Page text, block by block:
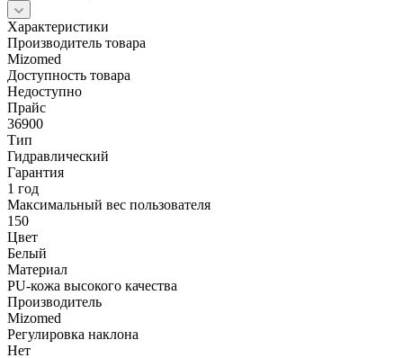
Характеристики
Производитель товара
Mizomed
Доступность товара
Недоступно
Прайс
36900
Тип
Гидравлический
Гарантия
1 год
Максимальный вес пользователя
150
Цвет
Белый
Материал
PU-кожа высокого качества
Производитель
Mizomed
Регулировка наклона
Нет